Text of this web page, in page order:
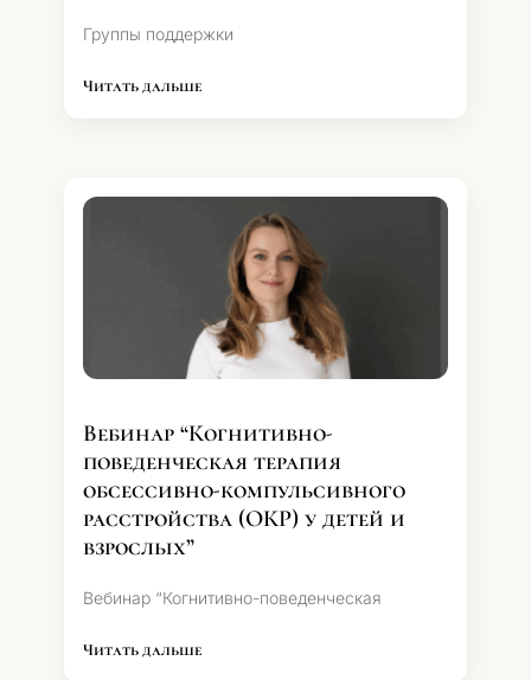
Группы поддержки
Читать дальше
Вебинар “Когнитивно-
поведенческая терапия
обсессивно-компульсивного
расстройства (ОКР) у детей и
взрослых”
Вебинар “Когнитивно-поведенческая
Читать дальше